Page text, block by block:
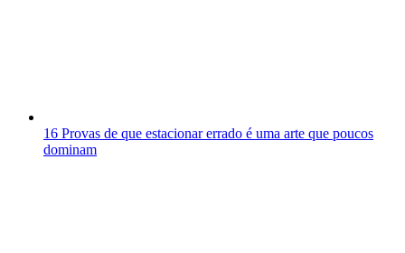
16 Provas de que estacionar errado é uma arte que poucos
dominam